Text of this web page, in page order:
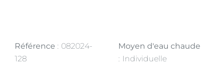
Référence
082024-
128
Moyen d'eau chaude
Individuelle